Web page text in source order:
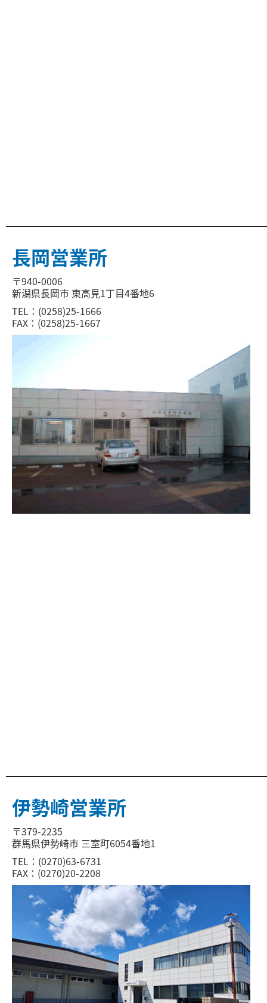
長岡営業所
〒940-0006
新潟県長岡市 東高見1丁目4番地6
TEL：(0258)25-1666
FAX：(0258)25-1667
伊勢崎営業所
〒379-2235
群馬県伊勢崎市 三室町6054番地1
TEL：(0270)63-6731
FAX：(0270)20-2208